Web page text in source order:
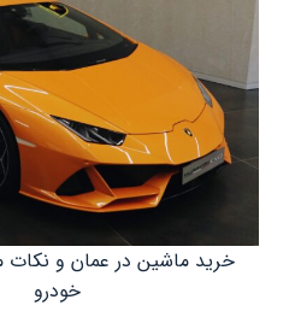
خرید ماشین در عمان و نکات
خودرو